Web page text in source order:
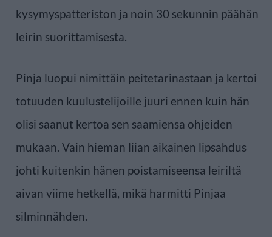
kysymyspatteriston ja noin 30 sekunnin päähän
leirin suorittamisesta.
Pinja luopui nimittäin peitetarinastaan ja kertoi
totuuden kuulustelijoille juuri ennen kuin hän
olisi saanut kertoa sen saamiensa ohjeiden
mukaan. Vain hieman liian aikainen lipsahdus
johti kuitenkin hänen poistamiseensa leiriltä
aivan viime hetkellä, mikä harmitti Pinjaa
silminnähden.